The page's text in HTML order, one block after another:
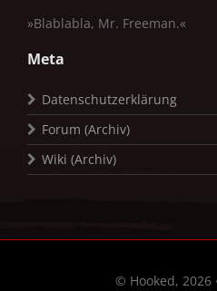
»Blablabla, Mr. Freeman.«
Meta
Datenschutzerklärung
Forum (Archiv)
Wiki (Archiv)
© Hooked, 2026